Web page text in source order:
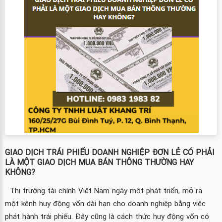
GIAO DỊCH TRÁI PHIẾU DOANH NGHIỆP ĐƠN LẺ CÓ PHẢI
LÀ MỘT GIAO DỊCH MUA BÁN THÔNG THƯỜNG HAY
KHÔNG?
Thị trường tài chính Việt Nam ngày một phát triển, mở ra
một kênh huy động vốn dài hạn cho doanh nghiệp bằng việc
phát hành trái phiếu. Đây cũng là cách thức huy động vốn có